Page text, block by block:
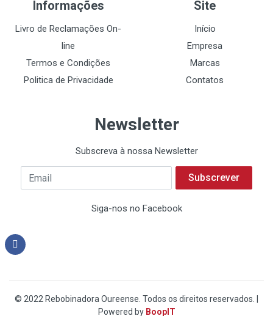
Informações
Livro de Reclamações On-
line
Termos e Condições
Politica de Privacidade
Site
Início
Empresa
Marcas
Contatos
Newsletter
Subscreva à nossa Newsletter
Subscrever
Siga-nos no Facebook
© 2022 Rebobinadora Oureense. Todos os direitos reservados. |
Powered by BoopIT